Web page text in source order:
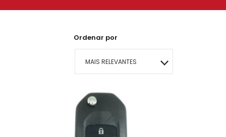
Ordenar por
MAIS RELEVANTES
MENOR PREÇO